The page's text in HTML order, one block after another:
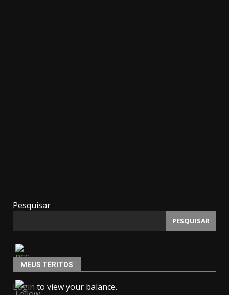
Pesquisar
PESQUISAR
MEUS TÉRITOS
Login to view your balance.